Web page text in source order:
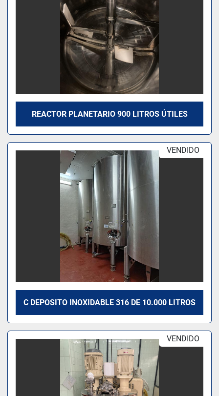
REACTOR PLANETARIO 900 LITROS ÚTILES
VENDIDO
C DEPOSITO INOXIDABLE 316 DE 10.000 LITROS
VENDIDO